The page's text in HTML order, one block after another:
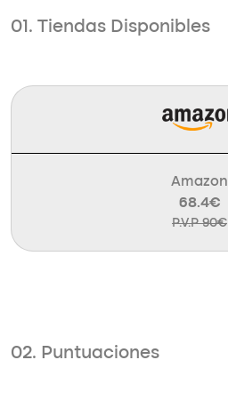
01. Tiendas Disponibles
Amazon
68.4€
P.V.P 90€
02. Puntuaciones